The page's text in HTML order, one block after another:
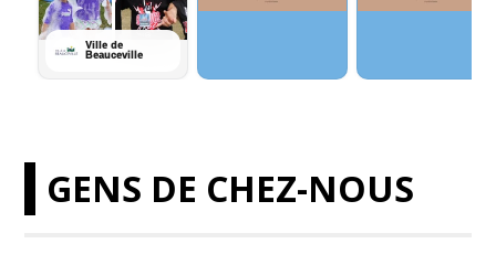
GENS DE CHEZ-NOUS